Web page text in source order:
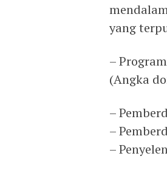
yang
–
(Angka
–
–
–